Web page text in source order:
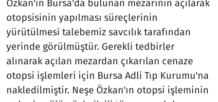
Özkan'ın Bursa'da bulunan mezarının açılarak
otopsisinin yapılması süreçlerinin
yürütülmesi talebemiz savcılık tarafından
yerinde görülmüştür. Gerekli tedbirler
alınarak açılan mezardan çıkarılan cenaze
otopsi işlemleri için Bursa Adli Tıp Kurumu'na
nakledilmiştir. Neşe Özkan'ın otopsi işleminin